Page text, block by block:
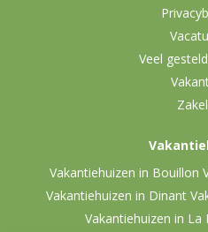
Veel
Vakantiehuizen in Bouillon
Vakantiehuizen in Dinant
Vakantiehuizen in La